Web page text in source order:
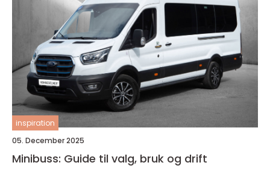
inspiration
05. December 2025
Minibuss: Guide til valg, bruk og drift